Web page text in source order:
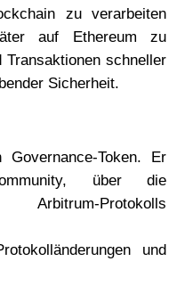
zu verarbeiten
auf Ethereum zu
schneller
Sicherheit.
Token. Er
über die
Protokolls
und